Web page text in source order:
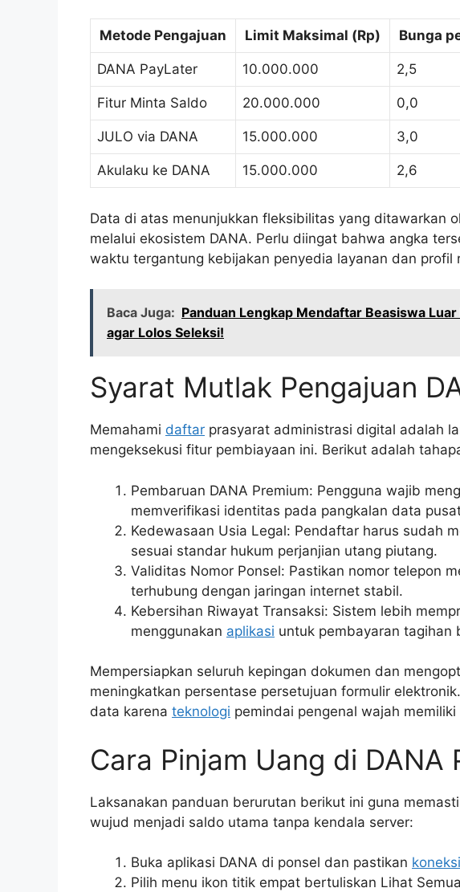
Metode Pengajuan Limit Maksimal (Rp) Bunga
DANA PayLater 10.000.000 2,5
Fitur Minta Saldo 20.000.000 0,0
JULO via DANA 15.000.000 3,0
Akulaku ke DANA 15.000.000 2,6
Data di atas menunjukkan fleksibilitas yang ditawarkan
melalui ekosistem DANA. Perlu diingat bahwa angka
waktu tergantung kebijakan penyedia layanan dan profil
Baca Juga: Panduan Lengkap Mendaftar Beasiswa
agar Lolos Seleksi!
Syarat Mutlak Pengajuan
Memahami daftar prasyarat administrasi digital adalah
mengeksekusi fitur pembiayaan ini. Berikut adalah
Pembaruan DANA Premium: Pengguna wajib
memverifikasi identitas pada pangkalan data
Kedewasaan Usia Legal: Pendaftar harus sudah
sesuai standar hukum perjanjian utang piutang.
Validitas Nomor Ponsel: Pastikan nomor telepon
terhubung dengan jaringan internet stabil.
Kebersihan Riwayat Transaksi: Sistem lebih
menggunakan aplikasi untuk pembayaran tagihan
Mempersiapkan seluruh kepingan dokumen dan
meningkatkan persentase persetujuan formulir
data karena teknologi pemindai pengenal wajah
Cara Pinjam Uang di DANA
Laksanakan panduan berurutan berikut ini guna
wujud menjadi saldo utama tanpa kendala server:
Buka aplikasi DANA di ponsel dan pastikan
Pilih menu ikon titik empat bertuliskan Lihat